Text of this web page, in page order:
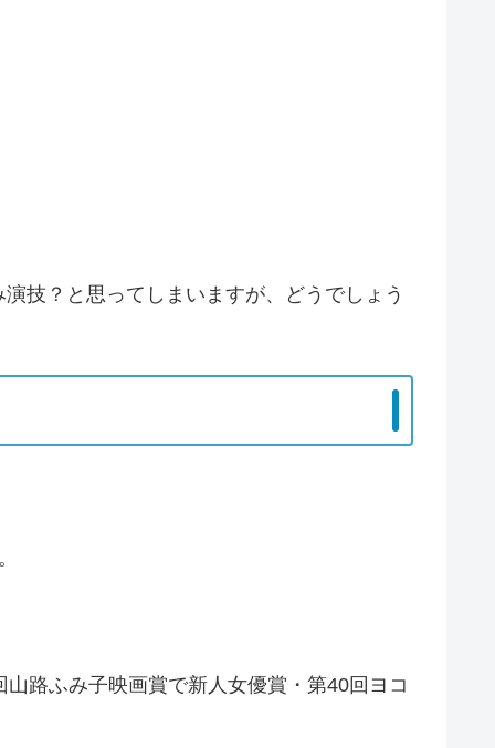
技？と思ってしまいますが、どうでしょう
路ふみ子映画賞で新人女優賞・第40回ヨコ